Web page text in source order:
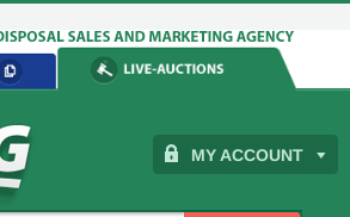
MY ACCOUNT